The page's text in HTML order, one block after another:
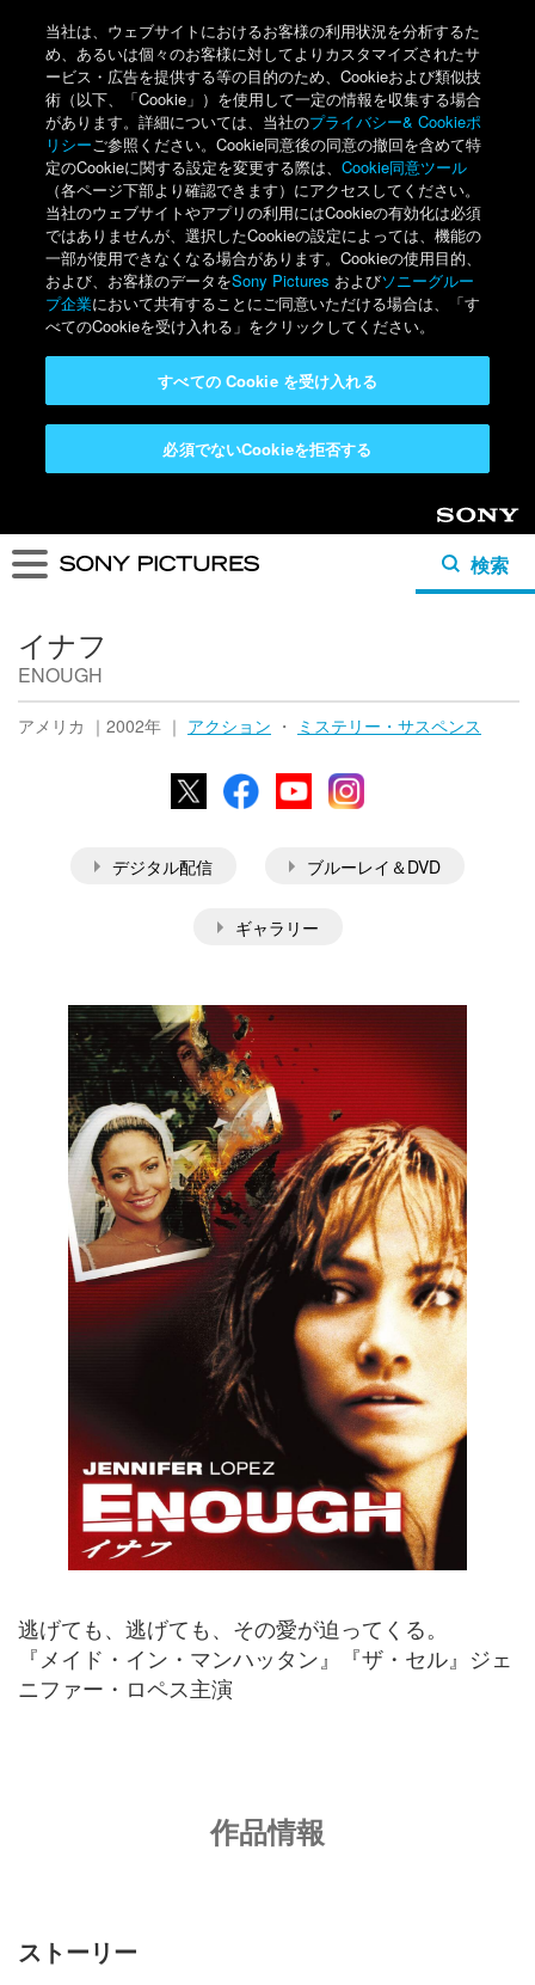
当社は、ウェブサイトにおけるお客様の利用状況を分析するた
め、あるいは個々のお客様に対してよりカスタマイズされたサ
ービス・広告を提供する等の目的のため、Cookieおよび類似技
術（以下、「Cookie」）を使用して一定の情報を収集する場合
があります。詳細については、当社のプライバシー& Cookieポ
リシーご参照ください。Cookie同意後の同意の撤回を含めて特
定のCookieに関する設定を変更する際は、Cookie同意ツール
（各ページ下部より確認できます）にアクセスしてください。
当社のウェブサイトやアプリの利用にはCookieの有効化は必須
ではありませんが、選択したCookieの設定によっては、機能の
一部が使用できなくなる場合があります。Cookieの使用目的、
および、お客様のデータをSony Pictures およびソニーグルー
プ企業において共有することにご同意いただける場合は、「す
べてのCookieを受け入れる」をクリックしてください。
必須でないCookieを拒否する
すべての Cookie を受け入れる
Sony
検索
イナフ
ENOUGH
アメリカ ｜2002年 ｜ アクション ・ ミステリー・サスペンス
X FacebookYouTubeInstagram
デジタル配信 ブルーレイ＆DVD
ギャラリー
逃げても、逃げても、その愛が迫ってくる。
『メイド・イン・マンハッタン』『ザ・セル』ジェ
ニファー・ロペス主演
作品情報
ストーリー